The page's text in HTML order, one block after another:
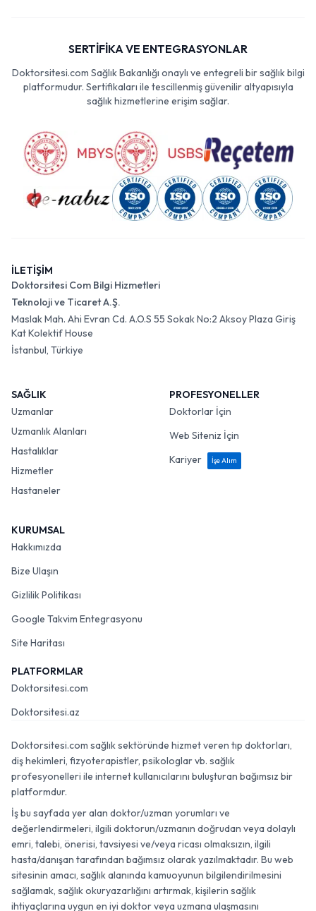
SERTİFİKA VE ENTEGRASYONLAR
Doktorsitesi.com Sağlık Bakanlığı onaylı ve entegreli bir sağlık bilgi
platformudur. Sertifikaları ile tescillenmiş güvenilir altyapısıyla
sağlık hizmetlerine erişim sağlar.
İLETİŞİM
Doktorsitesi Com Bilgi Hizmetleri
Teknoloji ve Ticaret A.Ş.
Maslak Mah. Ahi Evran Cd. A.O.S 55 Sokak No:2 Aksoy Plaza Giriş
Kat Kolektif House
İstanbul, Türkiye
SAĞLIK
Uzmanlar
Uzmanlık Alanları
Hastalıklar
Hizmetler
Hastaneler
PROFESYONELLER
Doktorlar İçin
Web Siteniz İçin
Kariyer
İşe Alım
KURUMSAL
Hakkımızda
Bize Ulaşın
Gizlilik Politikası
Google Takvim Entegrasyonu
Site Haritası
PLATFORMLAR
Doktorsitesi.com
Doktorsitesi.az
Doktorsitesi.com sağlık sektöründe hizmet veren tıp doktorları,
diş hekimleri, fizyoterapistler, psikologlar vb. sağlık
profesyonelleri ile internet kullanıcılarını buluşturan bağımsız bir
platformdur.
İş bu sayfada yer alan doktor/uzman yorumları ve
değerlendirmeleri, ilgili doktorun/uzmanın doğrudan veya dolaylı
emri, talebi, önerisi, tavsiyesi ve/veya ricası olmaksızın, ilgili
hasta/danışan tarafından bağımsız olarak yazılmaktadır. Bu web
sitesinin amacı, sağlık alanında kamuoyunun bilgilendirilmesini
sağlamak, sağlık okuryazarlığını artırmak, kişilerin sağlık
ihtiyaçlarına uygun en iyi doktor veya uzmana ulaşmasını